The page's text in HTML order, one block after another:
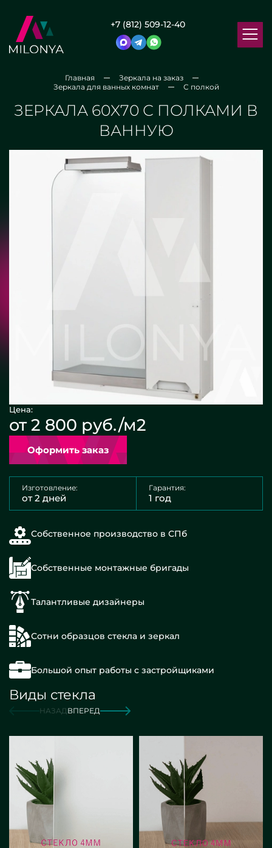
+7 (812) 509-12-40
Главная
Зеркала на заказ
Зеркала для ванных комнат
С полкой
ЗЕРКАЛА 60X70 С ПОЛКАМИ В
ВАННУЮ
Цена:
от 2 800 руб./м2
Оформить заказ
Изготовление:
от 2 дней
Гарантия:
1 год
Собственное производство в СПб
Собственные монтажные бригады
Талантливые дизайнеры
Сотни образцов стекла и зеркал
Большой опыт работы с застройщиками
Виды стекла
НАЗАДВПЕРЕД